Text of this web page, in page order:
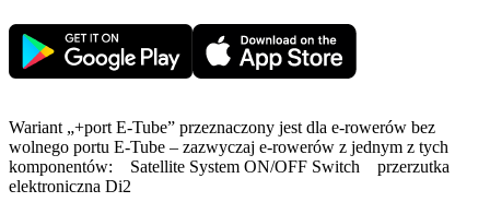
Wariant „+port E-Tube” przeznaczony jest dla e-rowerów bez
wolnego portu E-Tube – zazwyczaj e-rowerów z jednym z tych
komponentów: Satellite System ON/OFF Switch przerzutka
elektroniczna Di2